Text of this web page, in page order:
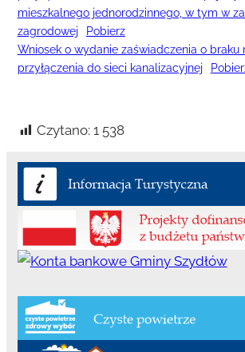
mieszkalnego jednorodzinnego, w tym w
zagrodowej
Pobierz
Wniosek o wydanie zaświadczenia o braku
przyłączenia do sieci kanalizacyjnej
Czytano: 1 538